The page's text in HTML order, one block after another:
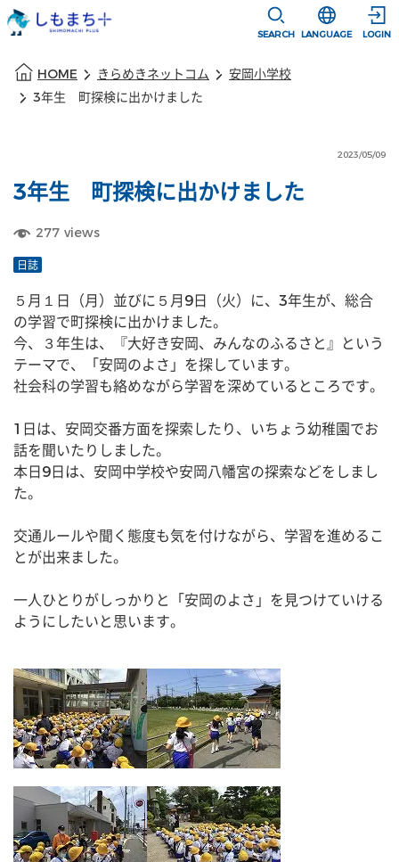
SEARCH
選択すると言
LANGUAGE LOGIN
HOME きらめきネットコム
安岡小学校
3年生 町探検に出かけました
2023/05/09
3年生 町探検に出かけました
277 views
日誌
５月１日（月）並びに５月9日（火）に、3年生が、総合
の学習で町探検に出かけました。
今、３年生は、『大好き安岡、みんなのふるさと』という
テーマで、「安岡のよさ」を探しています。
社会科の学習も絡めながら学習を深めているところです。
1日は、安岡交番方面を探索したり、いちょう幼稚園でお
話を聞いたりしました。
本日9日は、安岡中学校や安岡八幡宮の探索などをしまし
た。
交通ルールや聞く態度も気を付けながら、学習を進めるこ
とが出来ました。
一人ひとりがしっかりと「安岡のよさ」を見つけていける
ようにしたいと思います。